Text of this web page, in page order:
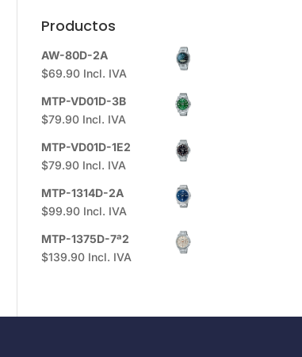
Productos
AW-80D-2A
$69.90 Incl. IVA
MTP-VD01D-3B
$79.90 Incl. IVA
MTP-VD01D-1E2
$79.90 Incl. IVA
MTP-1314D-2A
$99.90 Incl. IVA
MTP-1375D-7ª2
$139.90 Incl. IVA